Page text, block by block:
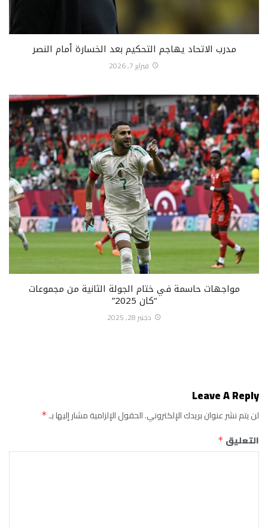
مدرب الاتحاد يهاجم التحكيم بعد الخسارة أمام النصر
فبراير 7, 2026
مواجهات حاسمة في ختام الجولة الثانية من مجموعات
“كان 2025”
دجنبر 28, 2025
Leave A Reply
لن يتم نشر عنوان بريدك الإلكتروني.الحقول الإلزامية مشار إليها بـ*
التعليق *